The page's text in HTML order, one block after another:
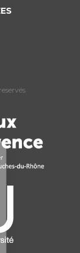
6 mois. Vous
disponible en
en savoir plus
de données. Ce
cookies du site